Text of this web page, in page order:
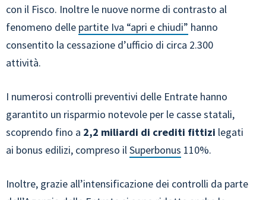
con il Fisco. Inoltre le nuove norme di contrasto al
fenomeno delle partite Iva “apri e chiudi” hanno
consentito la cessazione d’ufficio di circa 2.300
attività.
I numerosi controlli preventivi delle Entrate hanno
garantito un risparmio notevole per le casse statali,
scoprendo fino a 2,2 miliardi di crediti fittizi legati
ai bonus edilizi, compreso ilSuperbonus 110%.
Inoltre, grazie all’intensificazione dei controlli da parte